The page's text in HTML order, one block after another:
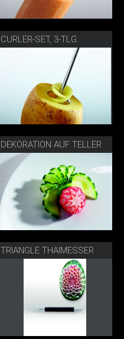
CURLER-SET, 3-TLG.
DEKORATION AUF TELLER
TRIANGLE THAIMESSER